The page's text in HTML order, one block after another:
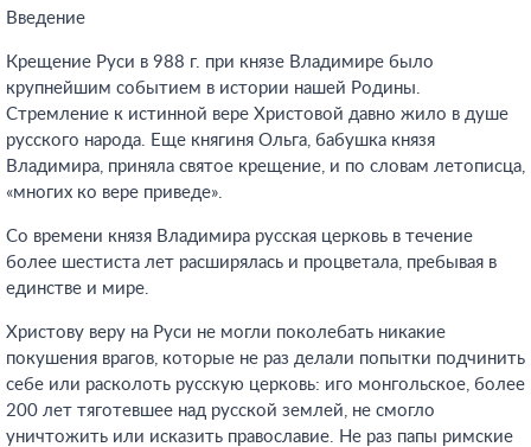
Введение
Крещение Руси в 988 г. при князе Владимире было
крупнейшим событием в истории нашей Родины.
Стремление к истинной вере Христовой давно жило в душе
русского народа. Еще княгиня Ольга, бабушка князя
Владимира, приняла святое крещение, и по словам летописца,
«многих ко вере приведе».
Со времени князя Владимира русская церковь в течение
более шестиста лет расширялась и процветала, пребывая в
единстве и мире.
Христову веру на Руси не могли поколебать никакие
покушения врагов, которые не раз делали попытки подчинить
себе или расколоть русскую церковь: иго монгольское, более
200 лет тяготевшее над русской землей, не смогло
уничтожить или исказить православие. Не раз папы римские